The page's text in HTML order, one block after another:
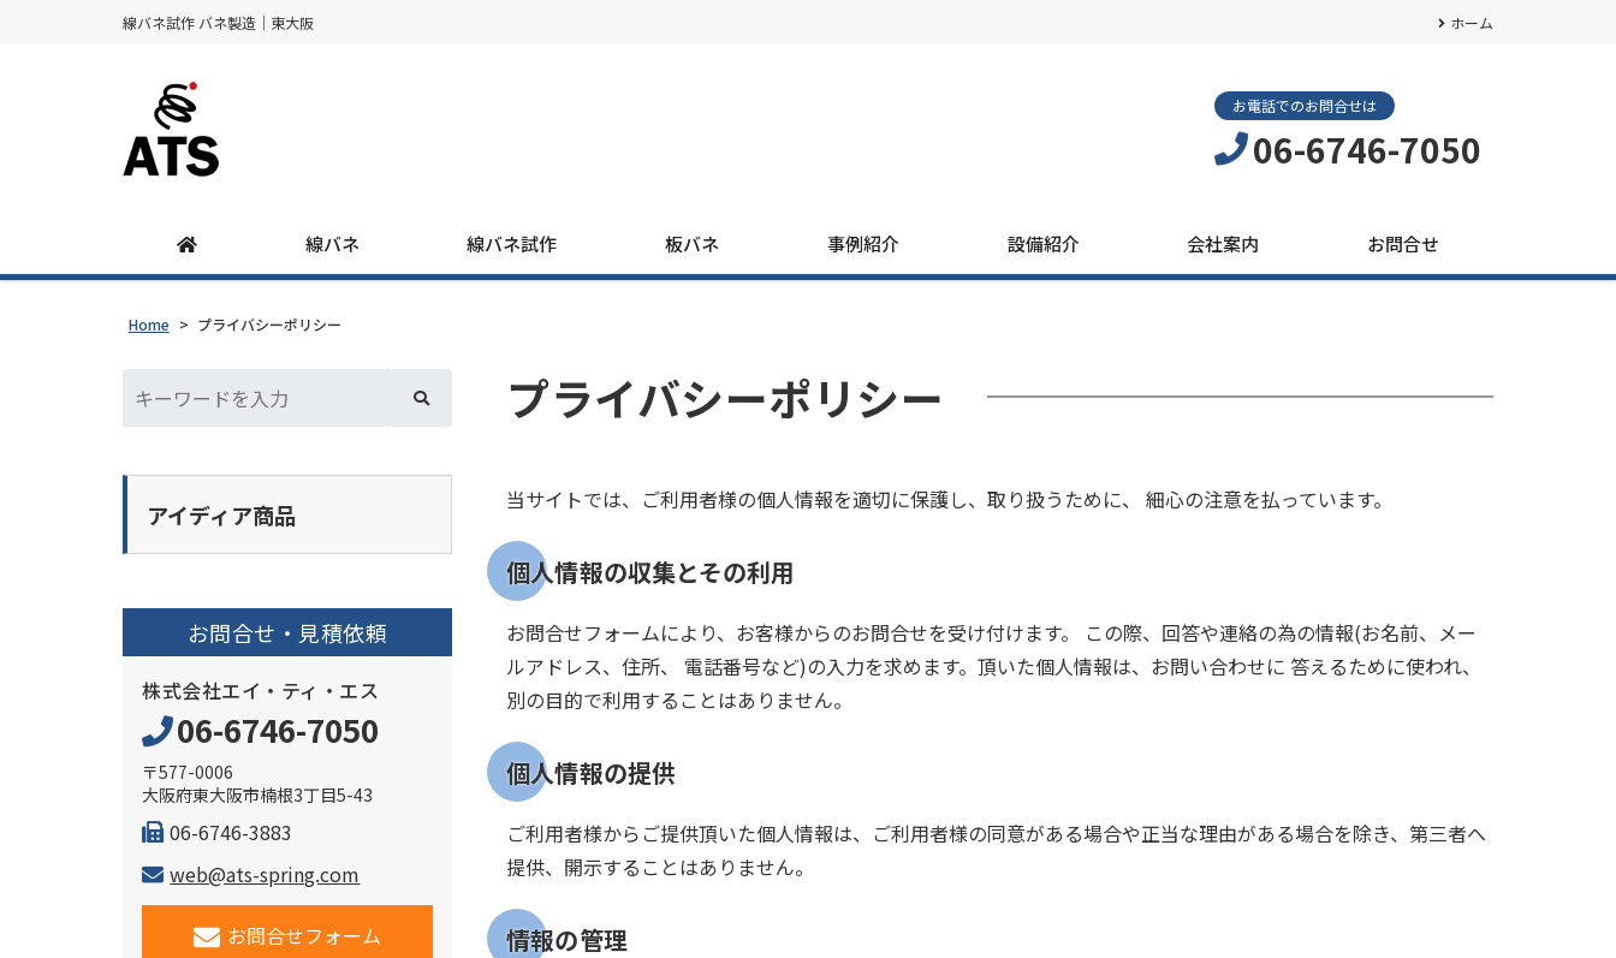
線バネ試作 バネ製造｜東大阪 ホーム
お電話でのお問合せは
06-6746-7050
線バネ 線バネ試作 板バネ 事例紹介 設備紹介 会社案内 お問合せ
Home > プライバシーポリシー
プライバシーポリシー
当サイトでは、ご利用者様の個人情報を適切に保護し、取り扱うために、 細心の注意を払っています。
個人情報の収集とその利用
お問合せフォームにより、お客様からのお問合せを受け付けます。 この際、回答や連絡の為の情報(お名前、メー
ルアドレス、住所、 電話番号など)の入力を求めます。頂いた個人情報は、お問い合わせに 答えるために使われ、
別の目的で利用することはありません。
個人情報の提供
ご利用者様からご提供頂いた個人情報は、ご利用者様の同意がある場合や正当な理由がある場合を除き、第三者へ
提供、開示することはありません。
情報の管理
アイディア商品
お問合せ・見積依頼
株式会社エイ・ティ・エス
06-6746-7050
〒577-0006
大阪府東大阪市楠根3丁目5-43
06-6746-3883
web@ats-spring.com
お問合せフォーム